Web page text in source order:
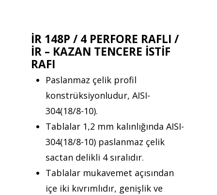
İR 148P / 4 PERFORE RAFLI /
İR – KAZAN TENCERE İSTİF
RAFI
Paslanmaz çelik profil
konstrüksiyonludur, AISI-
304(18/8-10).
Tablalar 1,2 mm kalınlığında AISI-
304(18/8-10) paslanmaz çelik
sactan delikli 4 sıralıdır.
Tablalar mukavemet açısından
içe iki kıvrımlıdır, genişlik ve